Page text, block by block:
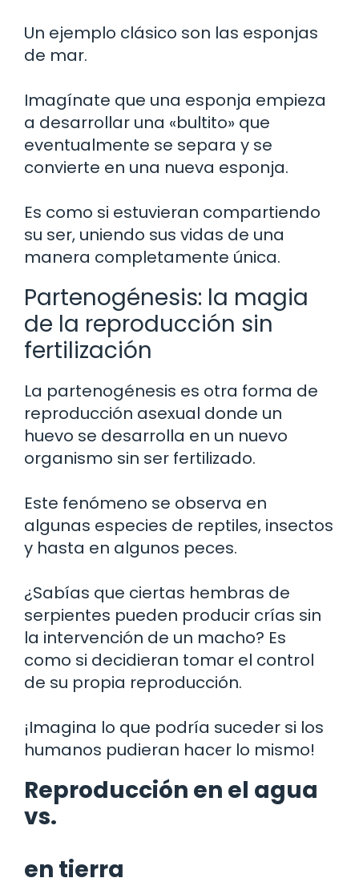
Un ejemplo clásico son las esponjas
de mar.
Imagínate que una esponja empieza
a desarrollar una «bultito» que
eventualmente se separa y se
convierte en una nueva esponja.
Es como si estuvieran compartiendo
su ser, uniendo sus vidas de una
manera completamente única.
Partenogénesis: la magia
de la reproducción sin
fertilización
La partenogénesis es otra forma de
reproducción asexual donde un
huevo se desarrolla en un nuevo
organismo sin ser fertilizado.
Este fenómeno se observa en
algunas especies de reptiles, insectos
y hasta en algunos peces.
¿Sabías que ciertas hembras de
serpientes pueden producir crías sin
la intervención de un macho? Es
como si decidieran tomar el control
de su propia reproducción.
¡Imagina lo que podría suceder si los
humanos pudieran hacer lo mismo!
Reproducción en el agua
vs.
en tierra